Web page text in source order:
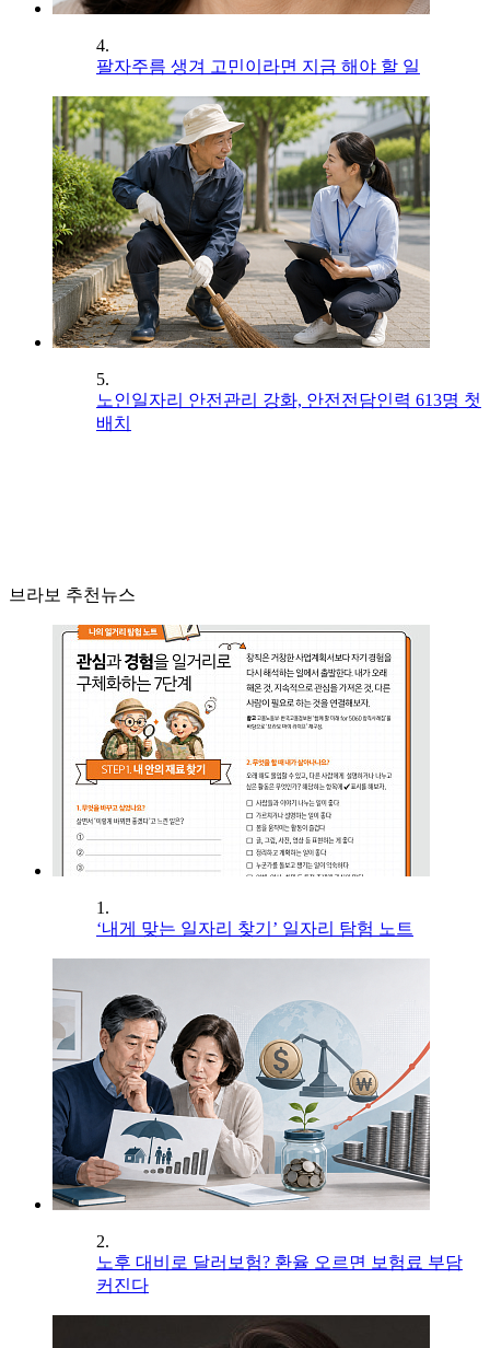
4.
팔자주름 생겨 고민이라면 지금 해야 할 일
5.
노인일자리 안전관리 강화, 안전전담인력 613명 첫
배치
브라보 추천뉴스
1.
‘내게 맞는 일자리 찾기’ 일자리 탐험 노트
2.
노후 대비로 달러보험? 환율 오르면 보험료 부담
커진다